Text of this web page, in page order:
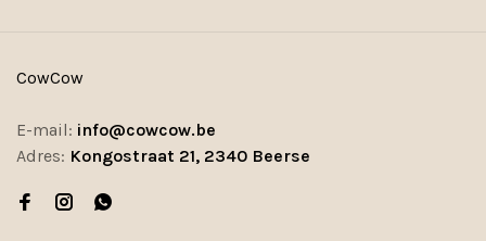
CowCow
E-mail: info@cowcow.be
Adres: Kongostraat 21, 2340 Beerse